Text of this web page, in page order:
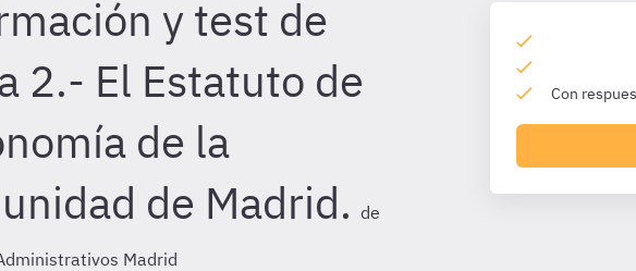
y test de
2.- El Estatuto de
de la
de Madrid. de
Madrid
Con